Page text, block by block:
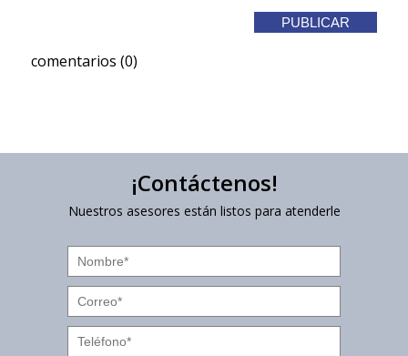
comentarios (0)
¡Contáctenos!
Nuestros asesores están listos para atenderle